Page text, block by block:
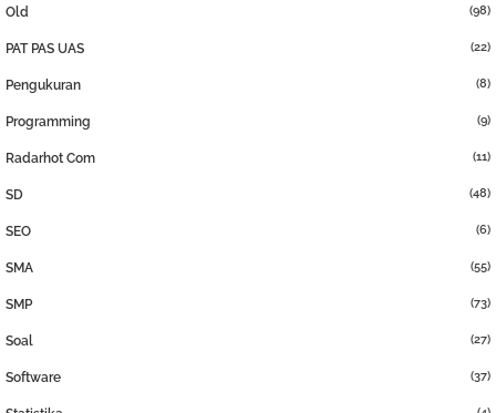
Old (98)
PAT PAS UAS (22)
Pengukuran (8)
Programming (9)
Radarhot Com (11)
SD (48)
SEO (6)
SMA (55)
SMP (73)
Soal (27)
Software (37)